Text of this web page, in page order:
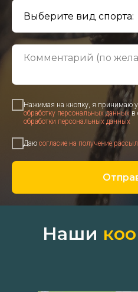
Нажимая на кнопку, я принимаю
обработку персональных данных в
обработки персональных данных
Даю согласие на получение
Наши